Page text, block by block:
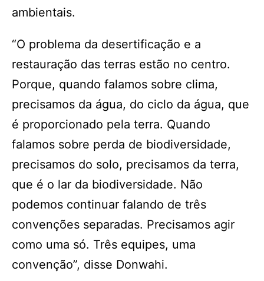
ambientais.
“O problema da desertificação e a
restauração das terras estão no centro.
Porque, quando falamos sobre clima,
precisamos da água, do ciclo da água, que
é proporcionado pela terra. Quando
falamos sobre perda de biodiversidade,
precisamos do solo, precisamos da terra,
que é o lar da biodiversidade. Não
podemos continuar falando de três
convenções separadas. Precisamos agir
como uma só. Três equipes, uma
convenção”, disse Donwahi.